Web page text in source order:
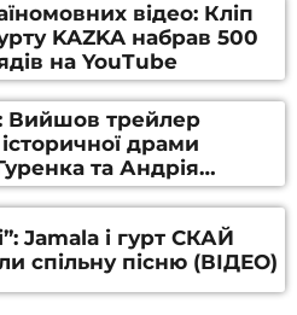
відео: Кліп
KAZKA набрав 500
на YouTube
Вийшов трейлер
історичної драми
та Андрія
Jamala і гурт СКАЙ
спільну пісню (ВІДЕО)